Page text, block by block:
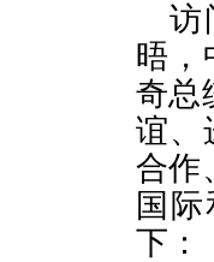
访
晤，
奇总
谊、
合作
国
下：